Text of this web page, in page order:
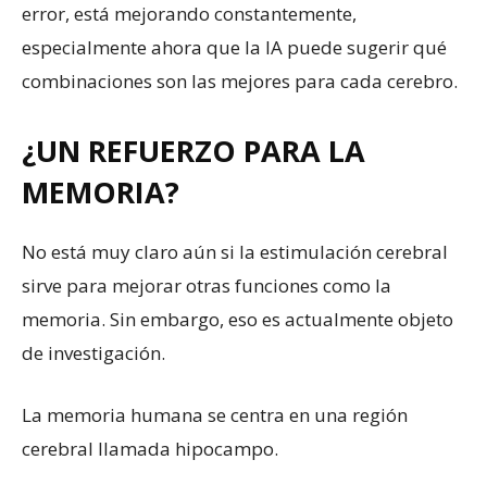
error, está mejorando constantemente,
especialmente ahora que la IA puede sugerir qué
combinaciones son las mejores para cada cerebro.
¿UN REFUERZO PARA LA
MEMORIA?
No está muy claro aún si la estimulación cerebral
sirve para mejorar otras funciones como la
memoria. Sin embargo, eso es actualmente objeto
de investigación.
La memoria humana se centra en una región
cerebral llamada hipocampo.